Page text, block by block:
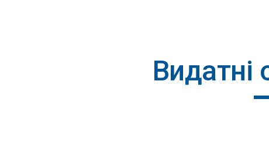
Видатні